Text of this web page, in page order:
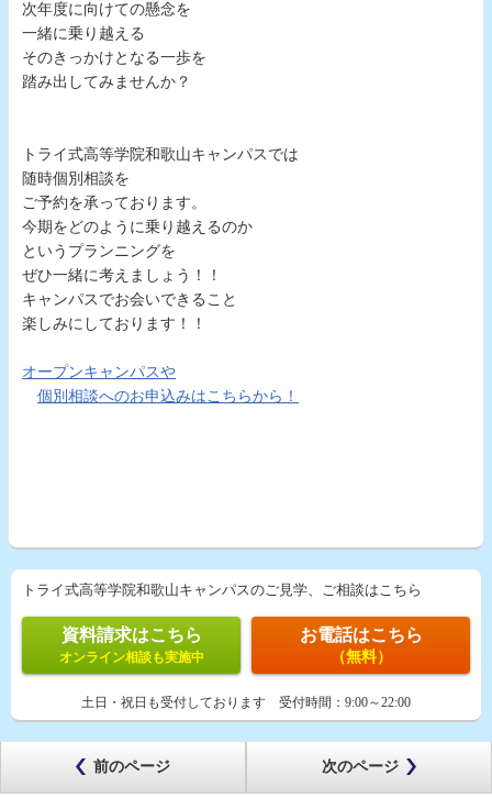
次年度に向けての懸念を
一緒に乗り越える
そのきっかけとなる一歩を
踏み出してみませんか？
トライ式高等学院和歌山キャンパスでは
随時個別相談を
ご予約を承っております。
今期をどのように乗り越えるのか
というプランニングを
ぜひ一緒に考えましょう！！
キャンパスでお会いできること
楽しみにしております！！
オープンキャンパスや
個別相談へのお申込みはこちらから！
トライ式高等学院和歌山キャンパスのご見学、ご相談はこちら
資料請求はこちら
オンライン相談も実施中
お電話はこちら
（無料）
土日・祝日も受付しております 受付時間： 9:00～22:00
前のページ 次のページ